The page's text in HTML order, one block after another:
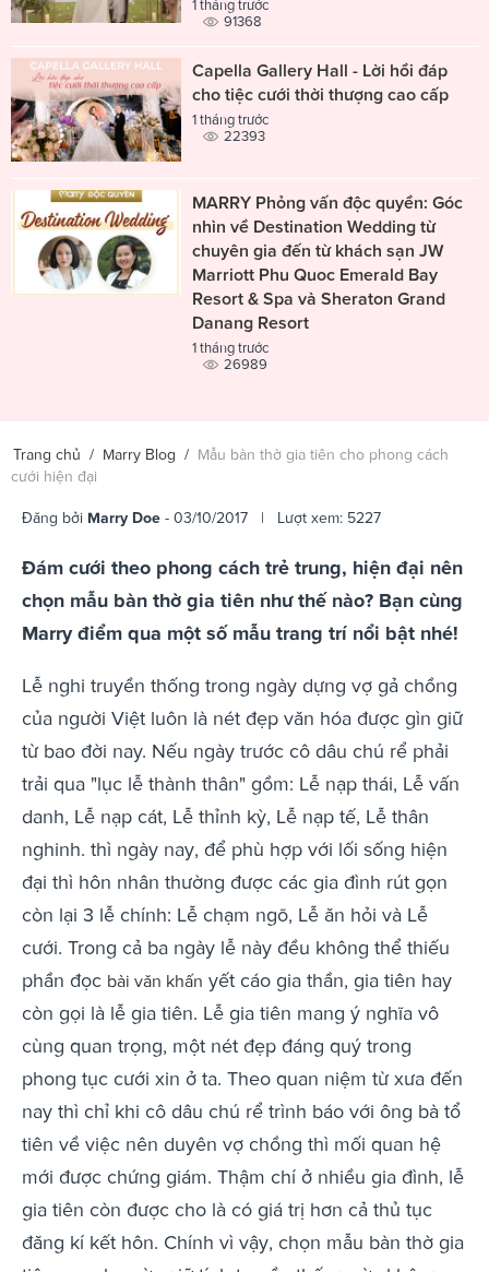
1 tháng trước
91368
Capella Gallery Hall - Lời hồi đáp
cho tiệc cưới thời thượng cao cấp
1 tháng trước
22393
MARRY Phỏng vấn độc quyền: Góc
nhìn về Destination Wedding từ
chuyên gia đến từ khách sạn JW
Marriott Phu Quoc Emerald Bay
Resort & Spa và Sheraton Grand
Danang Resort
1 tháng trước
26989
Trang chủ / Marry Blog / Mẫu bàn thờ gia tiên cho phong cách
cưới hiện đại
Đăng bởi Marry Doe - 03/10/2017 | Lượt xem: 5227
Đám cưới theo phong cách trẻ trung, hiện đại nên
chọn mẫu bàn thờ gia tiên như thế nào? Bạn cùng
Marry điểm qua một số mẫu trang trí nổi bật nhé!
Lễ nghi truyền thống trong ngày dựng vợ gả chồng
của người Việt luôn là nét đẹp văn hóa được gìn giữ
từ bao đời nay. Nếu ngày trước cô dâu chú rể phải
trải qua "lục lễ thành thân" gồm: Lễ nạp thái, Lễ vấn
danh, Lễ nạp cát, Lễ thỉnh kỳ, Lễ nạp tế, Lễ thân
nghinh. thì ngày nay, để phù hợp với lối sống hiện
đại thì hôn nhân thường được các gia đình rút gọn
còn lại 3 lễ chính: Lễ chạm ngõ, Lễ ăn hỏi và Lễ
cưới. Trong cả ba ngày lễ này đều không thể thiếu
phần đọc bài văn khấn yết cáo gia thần, gia tiên hay
còn gọi là lễ gia tiên. Lễ gia tiên mang ý nghĩa vô
cùng quan trọng, một nét đẹp đáng quý trong
phong tục cưới xin ở ta. Theo quan niệm từ xưa đến
nay thì chỉ khi cô dâu chú rể trình báo với ông bà tổ
tiên về việc nên duyên vợ chồng thì mối quan hệ
mới được chứng giám. Thậm chí ở nhiều gia đình, lễ
gia tiên còn được cho là có giá trị hơn cả thủ tục
đăng kí kết hôn. Chính vì vậy, chọn mẫu bàn thờ gia